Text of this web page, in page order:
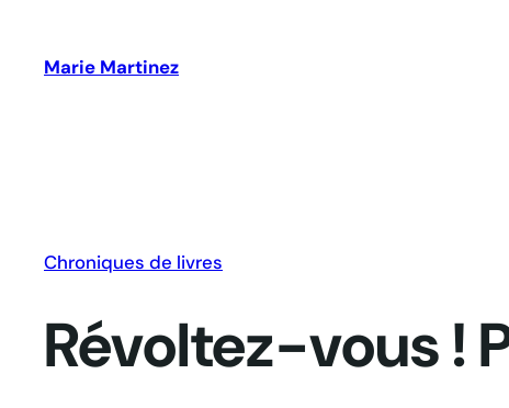
contenu
Marie Martinez
Chroniques de livres
Révoltez-vous !